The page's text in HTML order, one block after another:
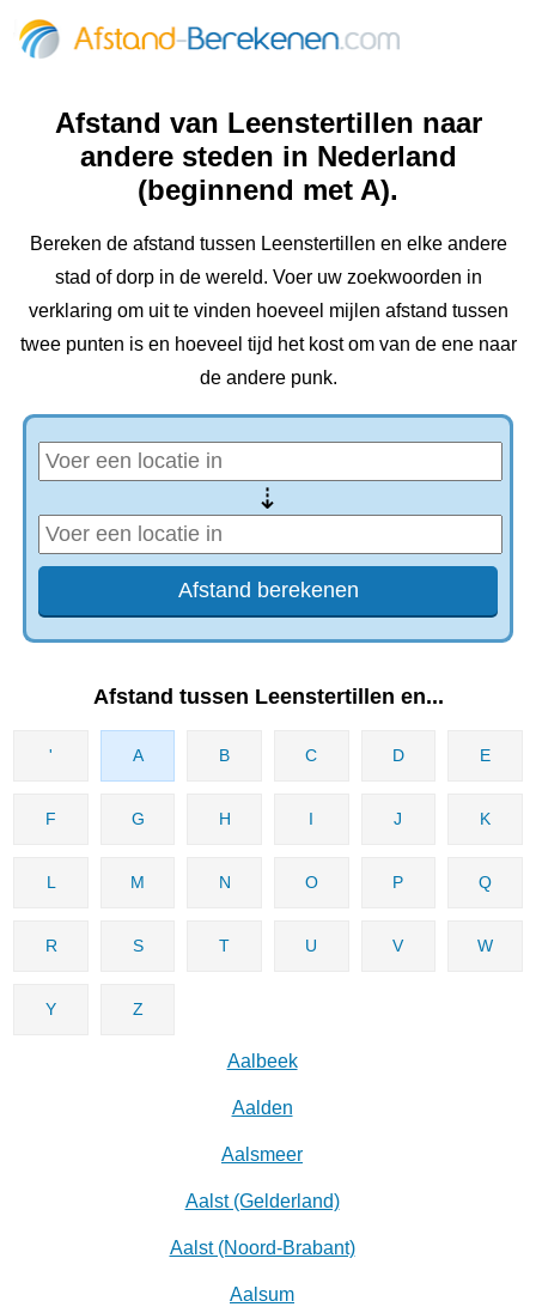
Afstand van Leenstertillen‎ naar
andere steden in Nederland
(beginnend met A).
Bereken de afstand tussen Leenstertillen‎ en elke andere
stad of dorp in de wereld. Voer uw zoekwoorden in
verklaring om uit te vinden hoeveel mijlen afstand tussen
twee punten is en hoeveel tijd het kost om van de ene naar
de andere punk.
⇢
Afstand tussen Leenstertillen‎ en...
' A B C D E
F G H I J K
L M N O P Q
R S T U V W
Y Z
Aalbeek
Aalden
Aalsmeer
Aalst (Gelderland)
Aalst (Noord-Brabant)
Aalsum